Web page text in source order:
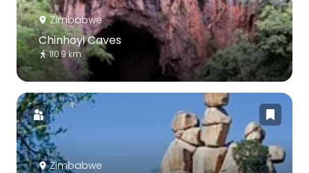
Zimbabwe
Chinhoyi Caves
110.9 km
Zimbabwe